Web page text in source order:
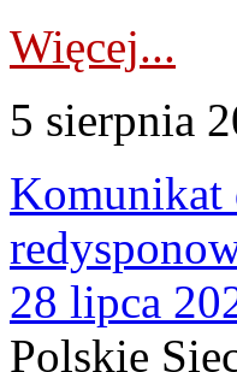
Więcej...
5 sierpnia
Komunikat
28 lipca
Polskie